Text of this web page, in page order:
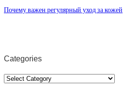
Почему важен регулярный уход за кожей
Categories
Categories